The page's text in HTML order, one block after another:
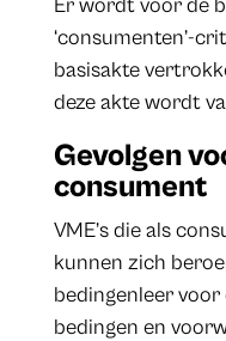
‘consumenten’-
basisakte
deze akte wordt
Gevolgen
consument
VME’s die als
kunnen zich
bedingenleer
bedingen en